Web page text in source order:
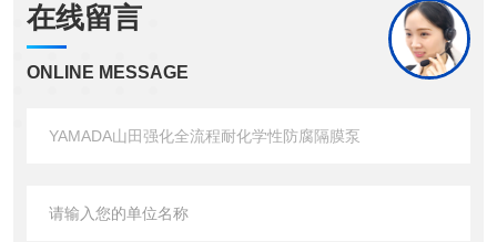
在线留言
ONLINE MESSAGE